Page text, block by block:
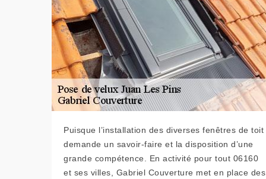
Puisque l’installation des diverses fenêtres de toit
demande un savoir-faire et la disposition d’une
grande compétence. En activité pour tout 06160
et ses villes, Gabriel Couverture met en place des